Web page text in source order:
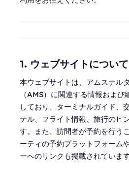
1. ウェブサイトについて
本ウェブサイトは、アムステル
（AMS）に関連する情報およ
しており、ターミナルガイド、
テル、フライト情報、旅行のヒ
す。また、訪問者が予約を行う
ーティの予約プラットフォーム
ーへのリンクも掲載されています